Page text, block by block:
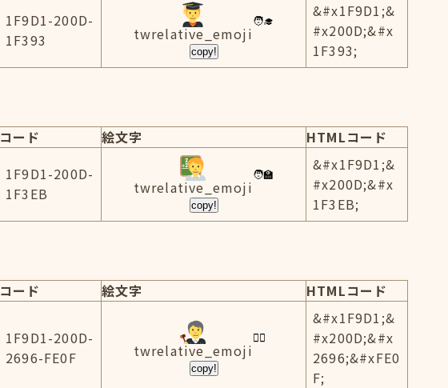
1F9D1-200D-
1F393
twrelative_emoji
copy!
&#x1F9D1;&
#x200D;&#x
1F393;
コード 絵文字
HTMLコード
1F9D1-200D-
1F3EB
twrelative_emoji
copy!
&#x1F9D1;&
#x200D;&#x
1F3EB;
コード 絵文字
HTMLコード
1F9D1-200D-
2696-FE0F
twrelative_emoji
copy!
&#x1F9D1;&
#x200D;&#x
2696;&#xFE0
F;